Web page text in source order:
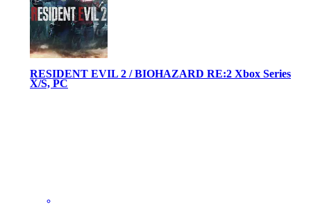
RESIDENT EVIL 2 / BIOHAZARD RE:2 Xbox Series
X/S, PC